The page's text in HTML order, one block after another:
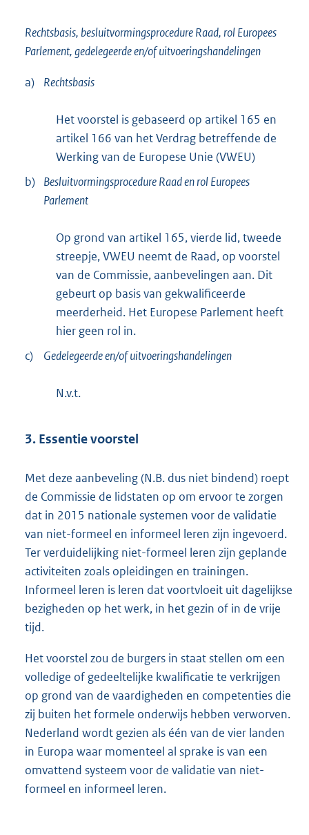
Rechtsbasis, besluitvormingsprocedure Raad, rol Europees
Parlement, gedelegeerde en/of uitvoeringshandelingen
a) Rechtsbasis
Het voorstel is gebaseerd op artikel 165 en
artikel 166 van het Verdrag betreffende de
Werking van de Europese Unie (VWEU)
b) Besluitvormingsprocedure Raad en rol Europees
Parlement
Op grond van artikel 165, vierde lid, tweede
streepje, VWEU neemt de Raad, op voorstel
van de Commissie, aanbevelingen aan. Dit
gebeurt op basis van gekwalificeerde
meerderheid. Het Europese Parlement heeft
hier geen rol in.
c)
Gedelegeerde en/of uitvoeringshandelingen
N.v.t.
3. Essentie voorstel
Met deze aanbeveling (N.B. dus niet bindend) roept
de Commissie de lidstaten op om ervoor te zorgen
dat in 2015 nationale systemen voor de validatie
van niet-formeel en informeel leren zijn ingevoerd.
Ter verduidelijking niet-formeel leren zijn geplande
activiteiten zoals opleidingen en trainingen.
Informeel leren is leren dat voortvloeit uit dagelijkse
bezigheden op het werk, in het gezin of in de vrije
tijd.
Het voorstel zou de burgers in staat stellen om een
volledige of gedeeltelijke kwalificatie te verkrijgen
op grond van de vaardigheden en competenties die
zij buiten het formele onderwijs hebben verworven.
Nederland wordt gezien als één van de vier landen
in Europa waar momenteel al sprake is van een
omvattend systeem voor de validatie van niet-
formeel en informeel leren.